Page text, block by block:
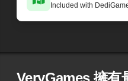
Included with
VeryGames 擁有